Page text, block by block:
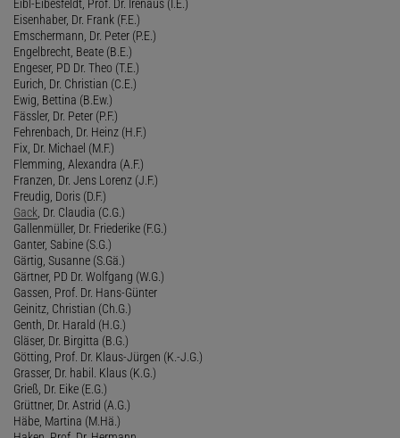
Eibl-Eibesfeldt, Prof. Dr. Irenäus (I.E.)
Eisenhaber, Dr. Frank (F.E.)
Emschermann, Dr. Peter (P.E.)
Engelbrecht, Beate (B.E.)
Engeser, PD Dr. Theo (T.E.)
Eurich, Dr. Christian (C.E.)
Ewig, Bettina (B.Ew.)
Fässler, Dr. Peter (P.F.)
Fehrenbach, Dr. Heinz (H.F.)
Fix, Dr. Michael (M.F.)
Flemming, Alexandra (A.F.)
Franzen, Dr. Jens Lorenz (J.F.)
Freudig, Doris (D.F.)
Gack , Dr. Claudia (C.G.)
Gallenmüller, Dr. Friederike (F.G.)
Ganter, Sabine (S.G.)
Gärtig, Susanne (S.Gä.)
Gärtner, PD Dr. Wolfgang (W.G.)
Gassen, Prof. Dr. Hans-Günter
Geinitz, Christian (Ch.G.)
Genth, Dr. Harald (H.G.)
Gläser, Dr. Birgitta (B.G.)
Götting, Prof. Dr. Klaus-Jürgen (K.-J.G.)
Grasser, Dr. habil. Klaus (K.G.)
Grieß, Dr. Eike (E.G.)
Grüttner, Dr. Astrid (A.G.)
Häbe, Martina (M.Hä.)